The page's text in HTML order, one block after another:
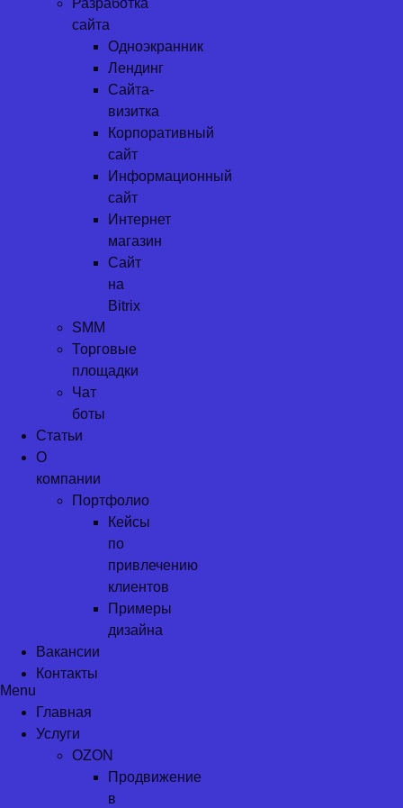
сайта
Одноэкранник
Лендинг
Сайта-
визитка
Корпоративный
сайт
Информационный
сайт
Интернет
магазин
Сайт
на
Bitrix
SMM
Торговые
площадки
Чат
боты
Статьи
О
компании
Портфолио
Кейсы
по
привлечению
клиентов
Примеры
дизайна
Вакансии
Контакты
Menu
Главная
Услуги
OZON
Продвижение
в